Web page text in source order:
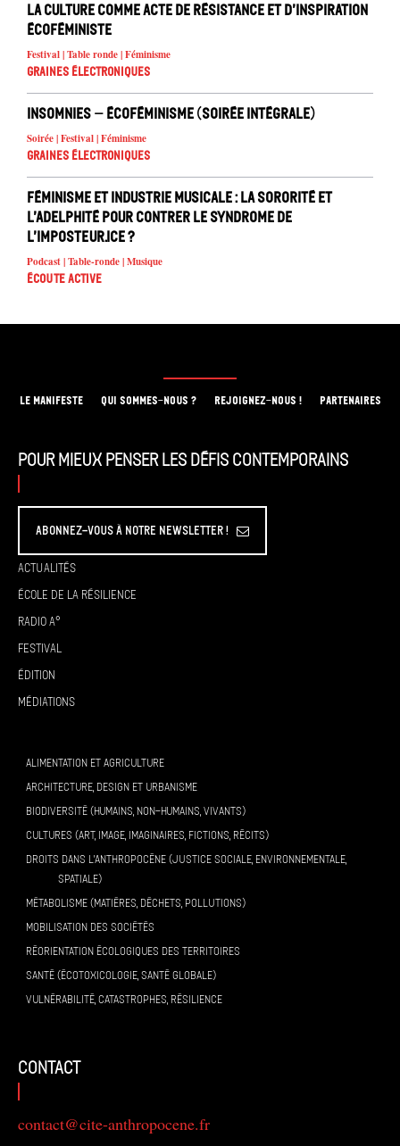
La culture comme acte de résistance et d’inspiration
écoféministe
Festival | Table ronde | Féminisme
Graines électroniques
Insomnies – écoféminisme (soirée intégrale)
Soirée | Festival | Féminisme
Graines électroniques
Féminisme et industrie musicale : la sororité et
l’adelphité pour contrer le syndrome de
l’imposteur.ice ?
Podcast | Table-ronde | Musique
Écoute active
LE MANIFESTE QUI SOMMES-NOUS ? REJOIGNEZ-NOUS ! PARTENAIRES
Pour mieux penser les défis contemporains
Abonnez-vous à Notre Newsletter !
Actualités
École de la résilience
Radio A°
Festival
Édition
Médiations
ALIMENTATION ET AGRICULTURE
ARCHITECTURE, DESIGN ET URBANISME
BIODIVERSITÉ (HUMAINS, NON-HUMAINS, VIVANTS)
CULTURES (ART, IMAGE, IMAGINAIRES, FICTIONS, RÉCITS)
DROITS DANS L’ANTHROPOCÈNE (JUSTICE SOCIALE, ENVIRONNEMENTALE,
SPATIALE)
MÉTABOLISME (MATIÈRES, DÉCHETS, POLLUTIONS)
MOBILISATION DES SOCIÉTÉS
RÉORIENTATION ÉCOLOGIQUES DES TERRITOIRES
SANTÉ (ÉCOTOXICOLOGIE, SANTÉ GLOBALE)
VULNÉRABILITÉ, CATASTROPHES, RÉSILIENCE
contact
contact@cite-anthropocene.fr